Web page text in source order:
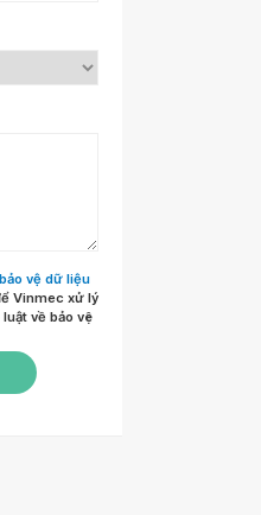
vệ dữ liệu
Vinmec xử lý
về bảo vệ